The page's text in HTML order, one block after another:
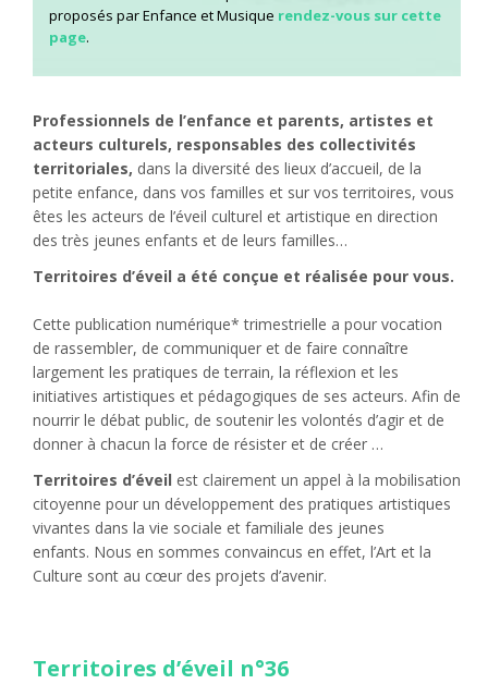
proposés par Enfance et Musique rendez-vous sur cette
page.
Professionnels de l’enfance et parents, artistes et
acteurs culturels, responsables des collectivités
territoriales, dans la diversité des lieux d’accueil, de la
petite enfance, dans vos familles et sur vos territoires, vous
êtes les acteurs de l’éveil culturel et artistique en direction
des très jeunes enfants et de leurs familles…
Territoires d’éveil a été conçue et réalisée pour vous.
Cette publication numérique* trimestrielle a pour vocation
de rassembler, de communiquer et de faire connaître
largement les pratiques de terrain, la réflexion et les
initiatives artistiques et pédagogiques de ses acteurs. Afin de
nourrir le débat public, de soutenir les volontés d’agir et de
donner à chacun la force de résister et de créer …
Territoires d’éveil est clairement un appel à la mobilisation
citoyenne pour un développement des pratiques artistiques
vivantes dans la vie sociale et familiale des jeunes
enfants. Nous en sommes convaincus en effet, l’Art et la
Culture sont au cœur des projets d’avenir.
Territoires d’éveil n°36